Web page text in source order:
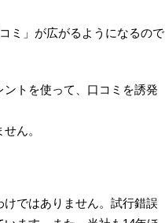
ミ」が広がるようになるので
トを使って、口コミを誘発
ん。
ではありません。試行錯誤